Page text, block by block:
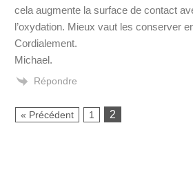
cela augmente la surface de contact
l’oxydation. Mieux vaut les conserver
Cordialement.
Michael.
Répondre
« Précédent 1 2